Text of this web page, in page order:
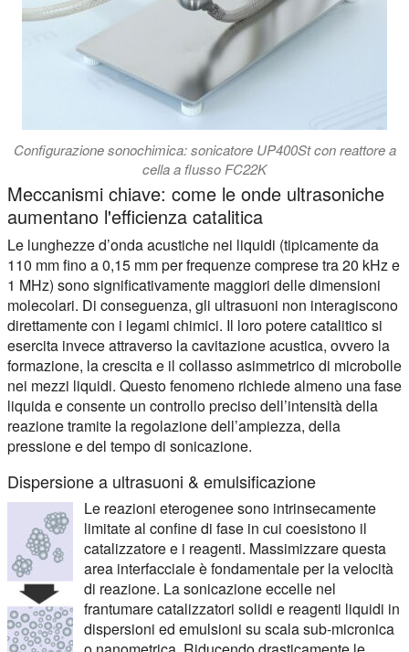
Configurazione sonochimica: sonicatore UP400St con reattore a
cella a flusso FC22K
Meccanismi chiave: come le onde ultrasoniche
aumentano l'efficienza catalitica
Le lunghezze d’onda acustiche nei liquidi (tipicamente da
110 mm fino a 0,15 mm per frequenze comprese tra 20 kHz e
1 MHz) sono significativamente maggiori delle dimensioni
molecolari. Di conseguenza, gli ultrasuoni non interagiscono
direttamente con i legami chimici. Il loro potere catalitico si
esercita invece attraverso la cavitazione acustica, ovvero la
formazione, la crescita e il collasso asimmetrico di microbolle
nei mezzi liquidi. Questo fenomeno richiede almeno una fase
liquida e consente un controllo preciso dell’intensità della
reazione tramite la regolazione dell’ampiezza, della
pressione e del tempo di sonicazione.
Dispersione a ultrasuoni & emulsificazione
Le reazioni eterogenee sono intrinsecamente
limitate al confine di fase in cui coesistono il
catalizzatore e i reagenti. Massimizzare questa
area interfacciale è fondamentale per la velocità
di reazione. La sonicazione eccelle nel
frantumare catalizzatori solidi e reagenti liquidi in
dispersioni ed emulsioni su scala sub-micronica